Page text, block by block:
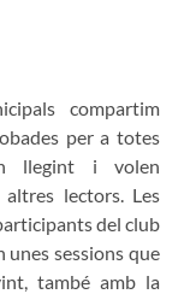
compartim
per a totes
llegint i volen
lectors. Les
del club
unes sessions que
també amb la